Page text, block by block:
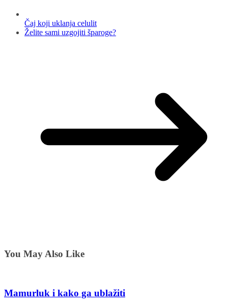
Čaj koji uklanja celulit
Želite sami uzgojiti šparoge?
You May Also Like
Mamurluk i kako ga ublažiti